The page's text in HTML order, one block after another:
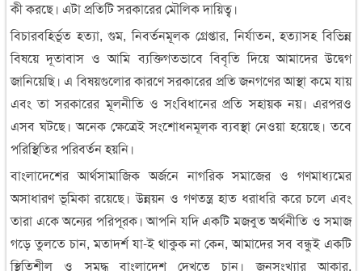
কী করছে। এটা প্রতিটি সরকারের মৌলিক দায়িত্ব।
বিচারবহির্ভূত হত্যা, গুম, নিবর্তনমূলক গ্রেপ্তার, নির্যাতন, হত্যাসহ বিভিন্ন
বিষয়ে দূতাবাস ও আমি ব্যক্তিগতভাবে বিবৃতি দিয়ে আমাদের উদ্বেগ
জানিয়েছি। এ বিষয়গুলোর কারণে সরকারের প্রতি জনগণের আস্থা কমে যায়
এবং তা সরকারের মূলনীতি ও সংবিধানের প্রতি সহায়ক নয়। এরপরও
এসব ঘটছে। অনেক ক্ষেত্রেই সংশোধনমূলক ব্যবস্থা নেওয়া হয়েছে। তবে
পরিস্থিতির পরিবর্তন হয়নি।
বাংলাদেশের আর্থসামাজিক অর্জনে নাগরিক সমাজের ও গণমাধ্যমের
অসাধারণ ভূমিকা রয়েছে। উন্নয়ন ও গণতন্ত্র হাত ধরাধরি করে চলে এবং
তারা একে অন্যের পরিপূরক। আপনি যদি একটি মজবুত অর্থনীতি ও সমাজ
গড়ে তুলতে চান, মতাদর্শ যা-ই থাকুক না কেন, আমাদের সব বন্ধুই একটি
স্থিতিশীল ও সমৃদ্ধ বাংলাদেশ দেখতে চান। জনসংখ্যার আকার,